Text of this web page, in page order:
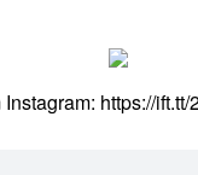
Instagram: https://